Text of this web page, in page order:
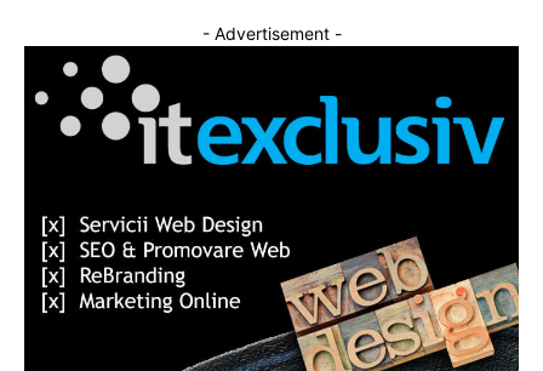
- Advertisement -